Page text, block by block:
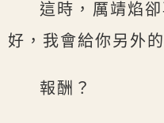
這時，厲靖焰
好，我會給你另外
報酬？